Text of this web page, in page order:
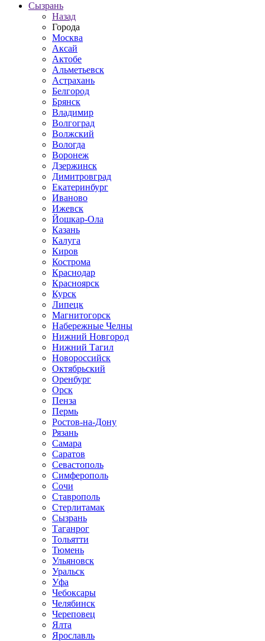
Сызрань
Назад
Города
Москва
Аксай
Актобе
Альметьевск
Астрахань
Белгород
Брянск
Владимир
Волгоград
Волжский
Вологда
Воронеж
Дзержинск
Димитровград
Екатеринбург
Иваново
Ижевск
Йошкар-Ола
Казань
Калуга
Киров
Кострома
Краснодар
Красноярск
Курск
Липецк
Магнитогорск
Набережные Челны
Нижний Новгород
Нижний Тагил
Новороссийск
Октябрьский
Оренбург
Орск
Пенза
Пермь
Ростов-на-Дону
Рязань
Самара
Саратов
Севастополь
Симферополь
Сочи
Ставрополь
Стерлитамак
Сызрань
Таганрог
Тольятти
Тюмень
Ульяновск
Уральск
Уфа
Чебоксары
Челябинск
Череповец
Ялта
Ярославль